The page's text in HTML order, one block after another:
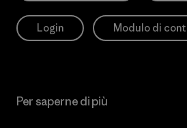
Login Modulo di
Per saperne di più